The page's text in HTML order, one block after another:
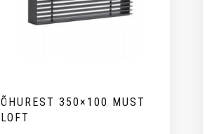
ÕHUREST 350×100 MUST
LOFT